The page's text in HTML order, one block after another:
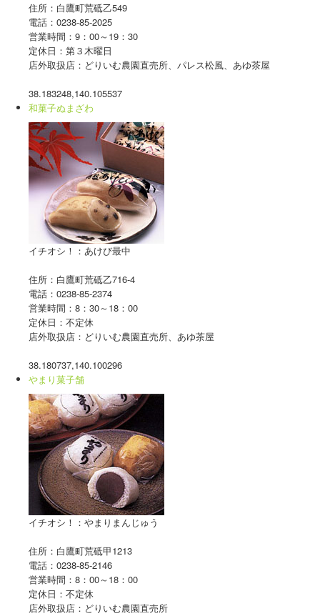
住所：白鷹町荒砥乙549
電話：0238-85-2025
営業時間：9：00～19：30
定休日：第３木曜日
店外取扱店：どりいむ農園直売所、パレス松風、あゆ茶屋
38.183248,140.105537
和菓子ぬまざわ
イチオシ！：あけび最中
住所：白鷹町荒砥乙716-4
電話：0238-85-2374
営業時間：8：30～18：00
定休日：不定休
店外取扱店：どりいむ農園直売所、あゆ茶屋
38.180737,140.100296
やまり菓子舗
イチオシ！：やまりまんじゅう
住所：白鷹町荒砥甲1213
電話：0238-85-2146
営業時間：8：00～18：00
定休日：不定休
店外取扱店：どりいむ農園直売所